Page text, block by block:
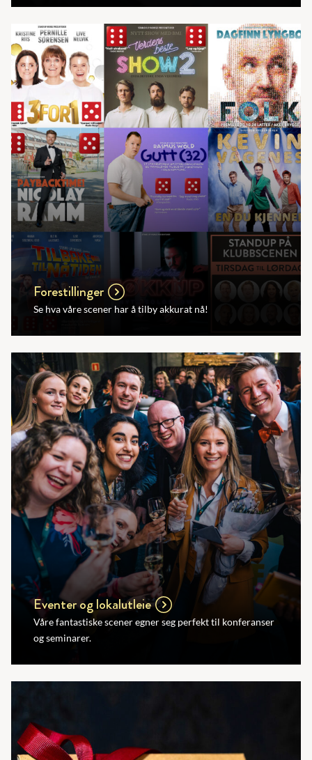
Forestillinger
Se hva våre scener har å tilby akkurat nå!
Eventer og lokalutleie
Våre fantastiske scener egner seg perfekt til konferanser
og seminarer.